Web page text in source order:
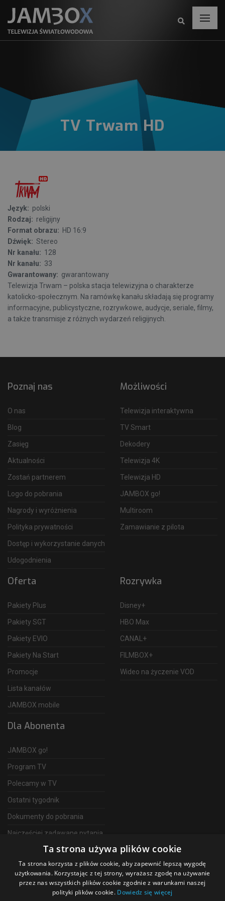
TV Trwam HD
Język: polski
Rodzaj: religijny
Format obrazu: HD 16:9
Dźwięk: Stereo
Nr kanału: 128
Nr kanału: 33
Gwarantowany: gwarantowany
Telewizja Trwam – polska stacja telewizyjna o charakterze
katolicko-społecznym. Na ramówkę kanału składają się programy
informacyjne, publicystyczne, rozrywkowe, audycje, seriale, filmy,
a także transmisje z różnych wydarzeń religijnych.
Poznaj nas
O nas
Blog
Zasięg
Aktualności
Zostań partnerem
Logo do pobrania
Nagrody i wyróżnienia
Polityka prywatności
Dostęp i wykorzystanie danych
Udogodnienia
Możliwości
Telewizja interaktywna
TV Smart
Dekodery
Telewizja 4K
Telewizja HD
JAMBOX go!
Multiroom
Zamawianie z pilota
Oferta
Pakiety Plus
Pakiety SGT
Pakiety EVIO
Pakiety Na Start
Promocje
Lista kanałów
JAMBOX mobile
Rozrywka
Disney+
HBO Max
CANAL+
FILMBOX+
Wideo na życzenie VOD
Dla Abonenta
JAMBOX go!
Program TV
Polecamy w TV
Ostatni tygodnik
Dokumenty do pobrania
Najczęściej zadawane pytania
Telewizja Światłowodowa
Ta strona używa plików cookie
Ta strona korzysta z plików cookie, aby zapewnić lepszą wygodę
użytkowania. Korzystając z tej strony, wyrażasz zgodę na używanie
przez nas wszystkich plików cookie zgodnie z warunkami naszej
polityki plików cookie. Dowiedz się więcej